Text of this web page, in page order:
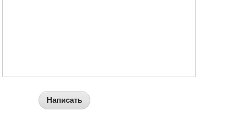
Написать